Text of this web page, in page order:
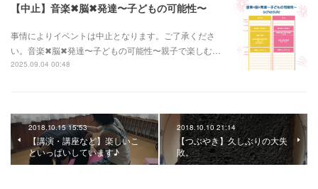
【中止】音楽✖︎脳✖︎発達〜子どもの可能性〜
事情によりイベントは中止となります。ご了承くださ
い。音楽✖︎脳✖︎発達〜子どもの可能性〜親子で楽しむ…
2025.09.04 00:48
2018.10.15 15:53
【講演・講座など】楽しいこ
といっぱいしています♪
2018.10.10 21:14
【つぶやき】久しぶりの大失
敗。